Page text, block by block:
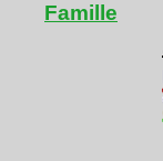
Famille